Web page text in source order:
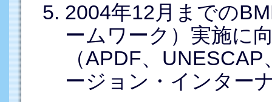
2004年12月までの
ームワーク）実施に
（APDF、
ージョン・インター